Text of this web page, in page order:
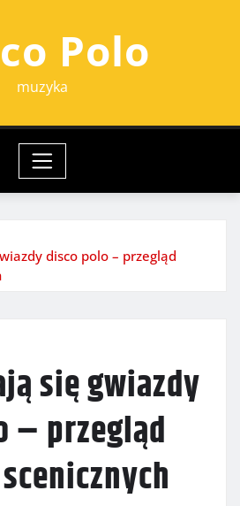
Polo
muzyka
disco polo – przegląd
się gwiazdy
– przegląd